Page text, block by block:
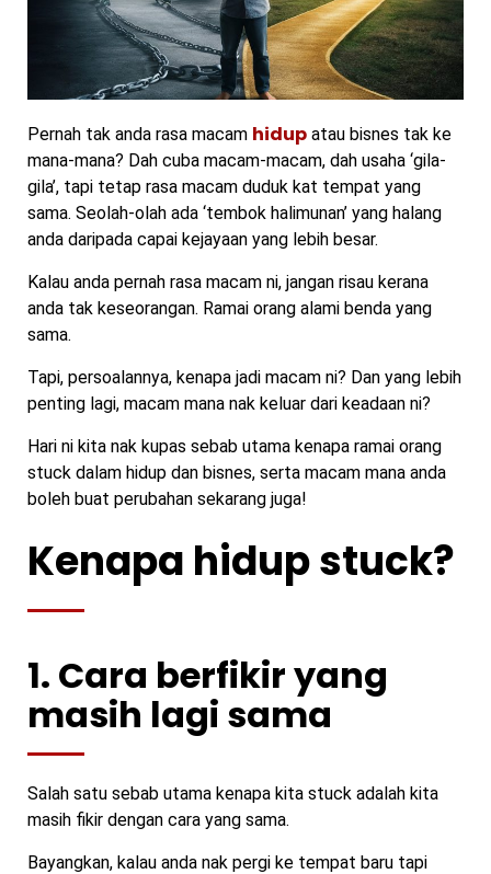
Pernah tak anda rasa macam hidup atau bisnes tak ke
mana-mana? Dah cuba macam-macam, dah usaha ‘gila-
gila’, tapi tetap rasa macam duduk kat tempat yang
sama. Seolah-olah ada ‘tembok halimunan’ yang halang
anda daripada capai kejayaan yang lebih besar.
Kalau anda pernah rasa macam ni, jangan risau kerana
anda tak keseorangan. Ramai orang alami benda yang
sama.
Tapi, persoalannya, kenapa jadi macam ni? Dan yang lebih
penting lagi, macam mana nak keluar dari keadaan ni?
Hari ni kita nak kupas sebab utama kenapa ramai orang
stuck dalam hidup dan bisnes, serta macam mana anda
boleh buat perubahan sekarang juga!
Kenapa hidup stuck?
1. Cara berfikir yang
masih lagi sama
Salah satu sebab utama kenapa kita stuck adalah kita
masih fikir dengan cara yang sama.
Bayangkan, kalau anda nak pergi ke tempat baru tapi